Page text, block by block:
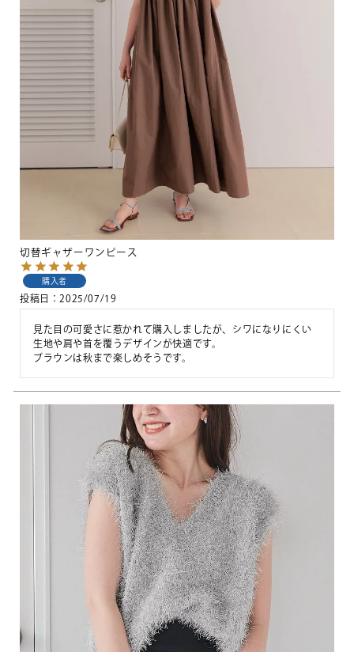
切替ギャザーワンピース
購入者
投稿日 2025/07/19
見た目の可愛さに惹かれて購入しましたが、シワになりにくい
生地や肩や首を覆うデザインが快適です。
ブラウンは秋まで楽しめそうです。